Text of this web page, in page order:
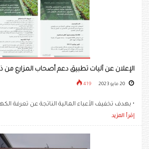
الإعلان عن آليات تطبيق دعم أصحاب المزارع من
419
• بهدف تخفيف الأعباء المالية الناتجة عن تعرفة
إقرأ المزيد